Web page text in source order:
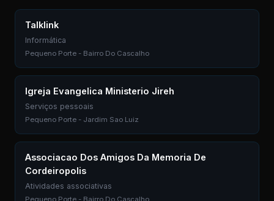
Talklink
Informática
Pequeno Porte - Bairro Do Cascalho
Igreja Evangelica Ministerio Jireh
Serviços pessoais
Pequeno Porte - Jardim Sao Luiz
Associacao Dos Amigos Da Memoria De
Cordeiropolis
Atividades associativas
Pequeno Porte - Bairro Do Cascalho